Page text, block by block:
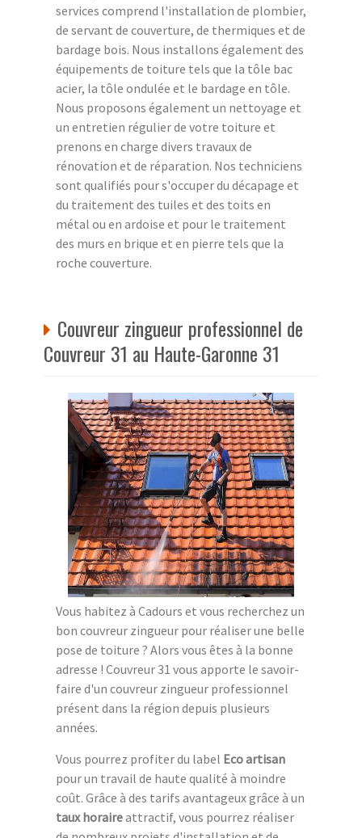
services comprend l'installation de plombier,
de servant de couverture, de thermiques et de
bardage bois. Nous installons également des
équipements de toiture tels que la tôle bac
acier, la tôle ondulée et le bardage en tôle.
Nous proposons également un nettoyage et
un entretien régulier de votre toiture et
prenons en charge divers travaux de
rénovation et de réparation. Nos techniciens
sont qualifiés pour s'occuper du décapage et
du traitement des tuiles et des toits en
métal ou en ardoise et pour le traitement
des murs en brique et en pierre tels que la
roche couverture.
Couvreur zingueur professionnel de
Couvreur 31 au Haute-Garonne 31
Vous habitez à Cadours et vous recherchez un
bon couvreur zingueur pour réaliser une belle
pose de toiture ? Alors vous êtes à la bonne
adresse ! Couvreur 31 vous apporte le savoir-
faire d'un couvreur zingueur professionnel
présent dans la région depuis plusieurs
années.
Vous pourrez profiter du label Eco artisan
pour un travail de haute qualité à moindre
coût. Grâce à des tarifs avantageux grâce à un
taux horaireattractif, vous pourrez réaliser